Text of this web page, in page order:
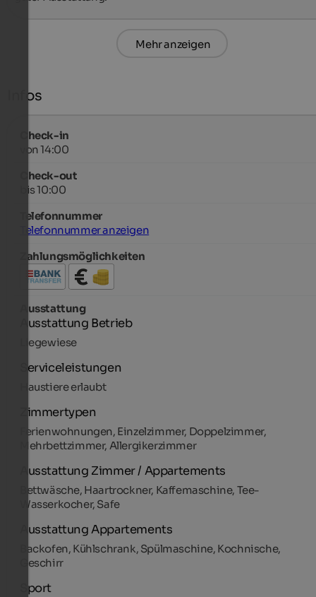
Mehr anzeigen
Infos
Check-in
von 14:00
Check-out
bis 10:00
Telefonnummer
Telefonnummer anzeigen
Zahlungsmöglichkeiten
Ausstattung
Ausstattung Betrieb
Liegewiese
Serviceleistungen
Haustiere erlaubt
Zimmertypen
Ferienwohnungen, Einzelzimmer, Doppelzimmer,
Mehrbettzimmer, Allergikerzimmer
Ausstattung Zimmer / Appartements
Bettwäsche, Haartrockner, Kaffemaschine, Tee-
Wasserkocher, Safe
Ausstattung Appartements
Backofen, Kühlschrank, Spülmaschine, Kochnische,
Geschirr
Sport